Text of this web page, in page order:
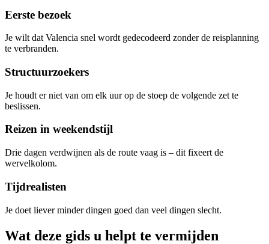
Eerste bezoek
Je wilt dat Valencia snel wordt gedecodeerd zonder de reisplanning
te verbranden.
Structuurzoekers
Je houdt er niet van om elk uur op de stoep de volgende zet te
beslissen.
Reizen in weekendstijl
Drie dagen verdwijnen als de route vaag is – dit fixeert de
wervelkolom.
Tijdrealisten
Je doet liever minder dingen goed dan veel dingen slecht.
Wat deze gids u helpt te vermijden